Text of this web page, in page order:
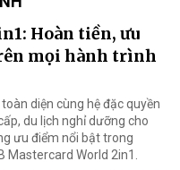
Hoàn tiền, ưu
mọi hành trình
diện cùng hệ đặc quyền
du lịch nghỉ dưỡng cho
ưu điểm nổi bật trong
Mastercard World 2in1.